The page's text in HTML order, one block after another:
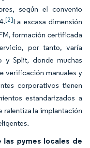
según el convenio
[2]La escasa dimensión
formación certificada
por tanto, varía
y Split, donde muchas
verificación manuales y
corporativos tienen
estandarizados a
ralentiza la implantación
pymes locales de